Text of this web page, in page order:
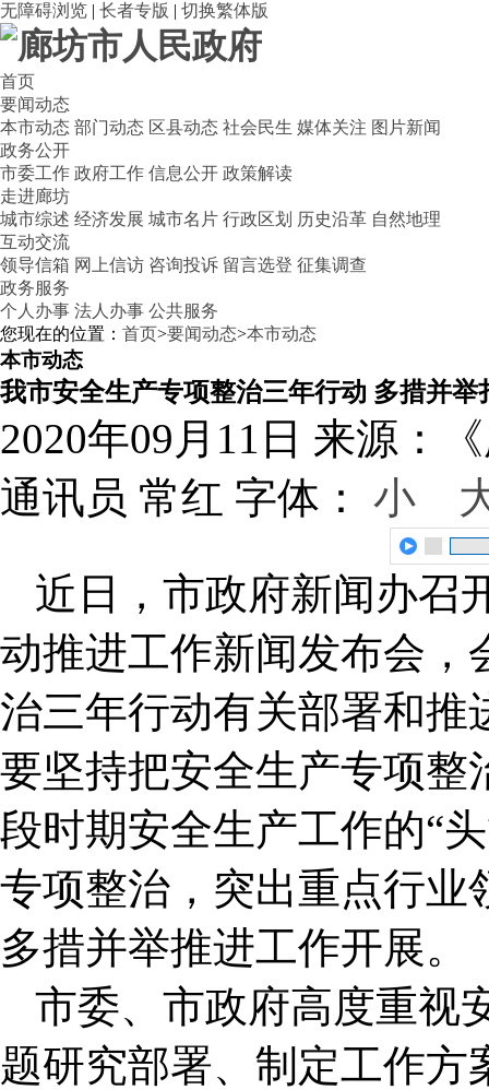
无障碍浏览 | 长者专版 | 切换繁体版
首页
要闻动态
本市动态 部门动态 区县动态 社会民生 媒体关注 图片新闻
政务公开
市委工作 政府工作 信息公开 政策解读
走进廊坊
城市综述 经济发展 城市名片 行政区划 历史沿革 自然地理
互动交流
领导信箱 网上信访 咨询投诉 留言选登 征集调查
政务服务
个人办事 法人办事 公共服务
您现在的位置： 首页>要闻动态>本市动态
本市动态
我市安全生产专项整治三年行动 多措并举
2020年09月11日 来源：
通讯员 常红 字体： 小
近日，市政府新闻办召
动推进工作新闻发布会，
治三年行动有关部署和推
要坚持把安全生产专项整
段时期安全生产工作的“
专项整治，突出重点行业
多措并举推进工作开展。
市委、市政府高度重视
题研究部署、制定工作